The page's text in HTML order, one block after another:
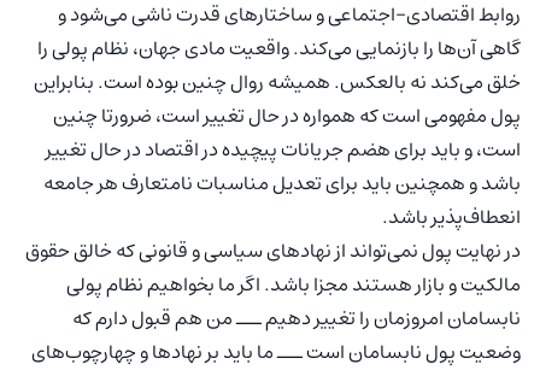
روابط اقتصادی-اجتماعی و ساختارهای قدرت ناشی می‌شود و
گاهی آن‌ها را بازنمایی می‌کند. واقعیت مادی جهان، نظام پولی را
خلق می‌کند نه بالعکس. همیشه روال چنین بوده است. بنابراین
پول مفهومی است که همواره در حال تغییر است، ضرورتا چنین
است، و باید برای هضم جریانات پیچیده در اقتصاد در حال تغییر
باشد و همچنین باید برای تعدیل مناسبات نامتعارف هر جامعه
انعطاف‌پذیر باشد.
در نهایت پول نمی‌تواند از نهادهای سیاسی و قانونی که خالق حقوق
مالکیت و بازار هستند مجزا باشد. اگر ما بخواهیم نظام پولی
نابسامان امروزمان را تغییر دهیم ـــ من هم قبول دارم که
وضعیت پول نابسامان است ـــ ما باید بر نهادها و چهارچوب‌های